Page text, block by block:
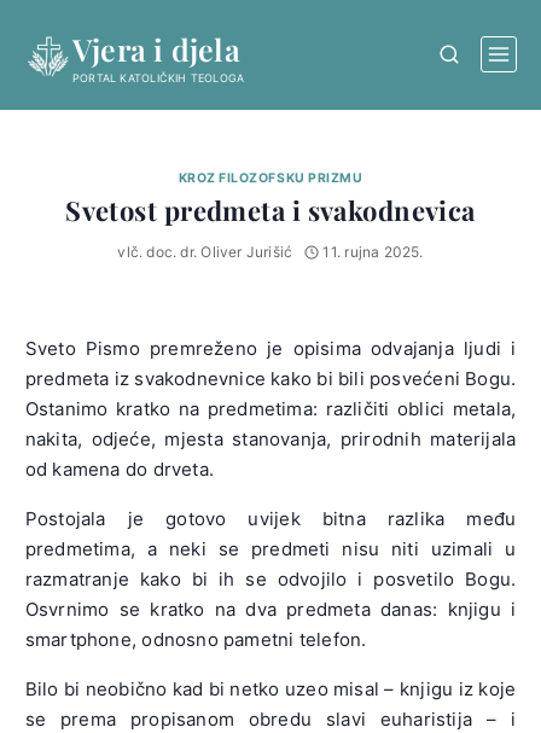
content
Vjera i djela
PORTAL KATOLIČKIH TEOLOGA
KROZ FILOZOFSKU PRIZMU
Svetost predmeta i svakodnevica
vlč. doc. dr. Oliver Jurišić 11. rujna 2025.
Sveto Pismo premreženo je opisima odvajanja ljudi i
predmeta iz svakodnevnice kako bi bili posvećeni Bogu.
Ostanimo kratko na predmetima: različiti oblici metala,
nakita, odjeće, mjesta stanovanja, prirodnih materijala
od kamena do drveta.
Postojala je gotovo uvijek bitna razlika među
predmetima, a neki se predmeti nisu niti uzimali u
razmatranje kako bi ih se odvojilo i posvetilo Bogu.
Osvrnimo se kratko na dva predmeta danas: knjigu i
smartphone, odnosno pametni telefon.
Bilo bi neobično kad bi netko uzeo misal – knjigu iz koje
se prema propisanom obredu slavi euharistija – i